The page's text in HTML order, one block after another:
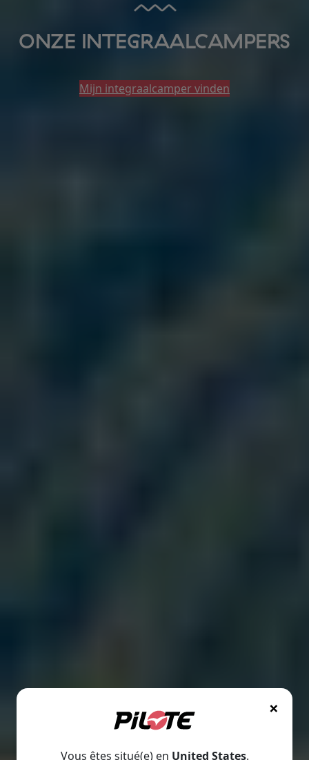
ONZE INTEGRAALCAMPERS
Mijn integraalcamper vinden
×
Vous êtes situé(e) en United States.